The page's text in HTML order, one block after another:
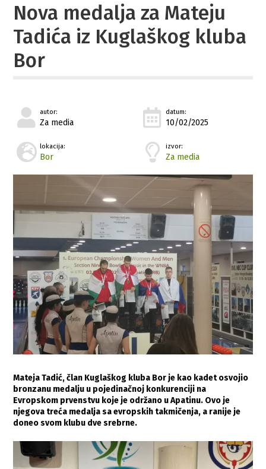
Nova medalja za Mateju
Tadića iz Kuglaškog kluba
Bor
autor:
Za media
datum:
10/02/2025
lokacija:
Bor
izvor:
Za media
Mateja Tadić, član Kuglaškog kluba Bor je kao kadet osvojio
bronzanu medalju u pojedinačnoj konkurenciji na
Evropskom prvenstvu koje je održano u Apatinu. Ovo je
njegova treća medalja sa evropskih takmičenja, a ranije je
doneo svom klubu dve srebrne.